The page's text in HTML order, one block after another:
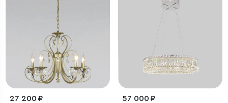
27 200 ₽ 57 000 ₽